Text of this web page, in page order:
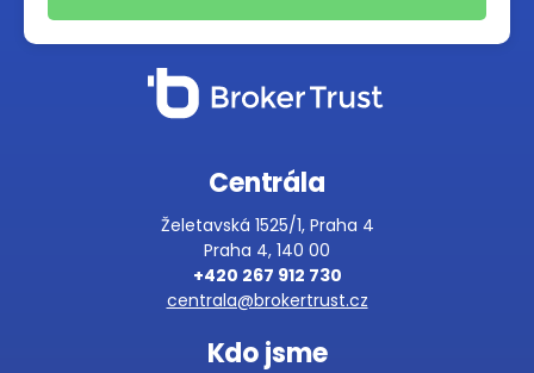
Centrála
Želetavská 1525/1, Praha 4
Praha 4, 140 00
+420 267 912 730
centrala@brokertrust.cz
Kdo jsme